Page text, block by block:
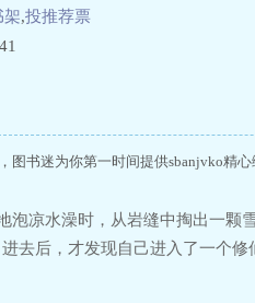
架,投推荐票
图书迷为你第一时间提供sbanjvko精
凉水澡时，从岩缝中掏出一颗
去后，才发现自己进入了一个修